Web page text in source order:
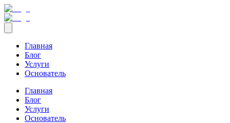
Главная
Блог
Услуги
Основатель
Главная
Блог
Услуги
Основатель